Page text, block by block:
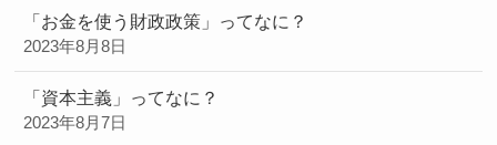
「お金を使う財政政策」ってなに？
2023年8月8日
「資本主義」ってなに？
2023年8月7日